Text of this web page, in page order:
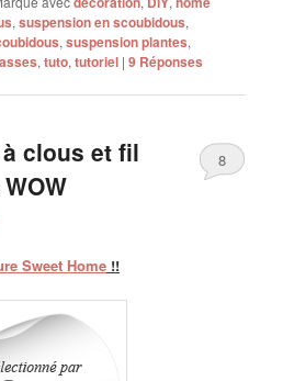
,suspension en scoubidous,
,suspension plantes,
,tuto,tutoriel |9 Réponses
clous et fil
8
Sweet Home !!